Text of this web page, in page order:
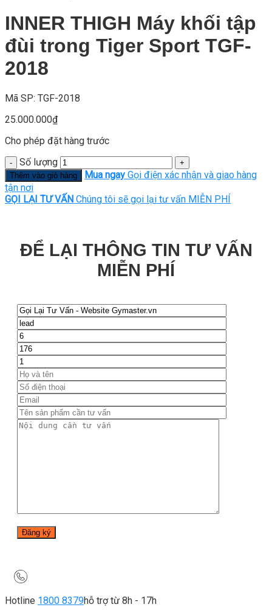
INNER THIGH Máy khối tập
đùi trong Tiger Sport TGF-
2018
Mã SP: TGF-2018
25.000.000₫
Cho phép đặt hàng trước
Số lượng
Thêm vào giỏ hàng Mua ngay Gọi điện xác nhận và giao hàng
tận nơi
GỌI LẠI TƯ VẤN Chúng tôi sẽ gọi lại tư vấn MIỄN PHÍ
ĐỂ LẠI THÔNG TIN TƯ VẤN
MIỄN PHÍ
Hotline 1800 8379hỗ trợ từ 8h - 17h